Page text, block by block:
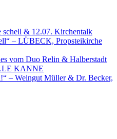
& 12.07. Kirchentalk
– LÜBECK, Propsteikirche
vom Duo Relin & Halberstadt
KANNE
– Weingut Müller & Dr. Becker,